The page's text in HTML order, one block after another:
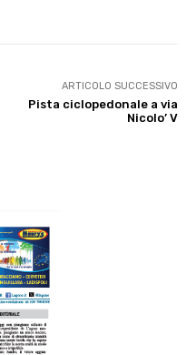
ARTICOLO SUCCESSIVO
Pista ciclopedonale a via
Nicolo’ V